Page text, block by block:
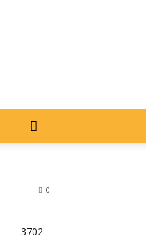
0
3702